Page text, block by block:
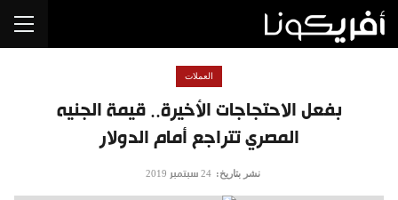
بفعل الاحتجاجات الأخيرة.. قيمة الجنيه
المصري تتراجع أمام الدولار
العملات
نشر بتاريخ: 24 سبتمبر 2019